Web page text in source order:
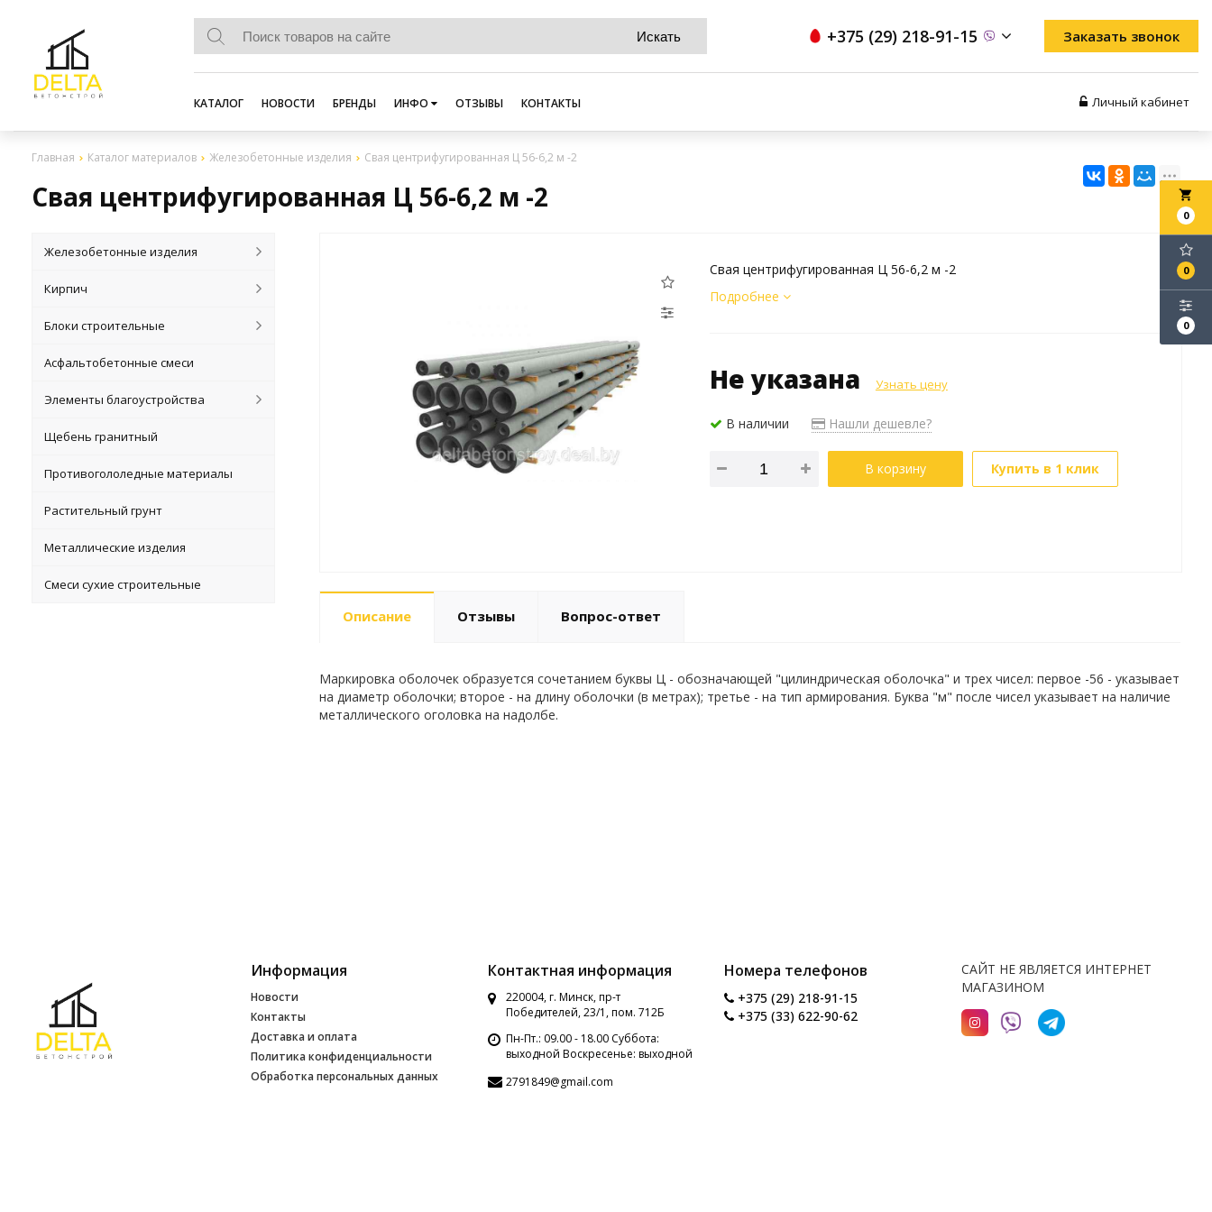
+375 (29) 218-91-15 Заказать звонок
КАТАЛОГ НОВОСТИ БРЕНДЫ ИНФО ОТЗЫВЫ КОНТАКТЫ Личный кабинет
Главная Каталог материалов Железобетонные изделия Свая центрифугированная Ц 56-6,2 м -2
Свая центрифугированная Ц 56-6,2 м -2 local_grocery_store
0
0
0
Железобетонные изделия
Кирпич
Блоки строительные
Асфальтобетонные смеси
Элементы благоустройства
Щебень гранитный
Противогололедные материалы
Растительный грунт
Металлические изделия
Смеси сухие строительные
Свая центрифугированная Ц 56-6,2 м -2
Подробнее
Не указана Узнать цену
В наличии Нашли дешевле?
В корзину Купить в 1 клик
Описание Отзывы Вопрос-ответ
Маркировка оболочек образуется сочетанием буквы Ц - обозначающей "цилиндрическая оболочка" и трех чисел: первое -56 - указывает
на диаметр оболочки; второе - на длину оболочки (в метрах); третье - на тип армирования. Буква "м" после чисел указывает на наличие
металлического оголовка на надолбе.
Информация
Новости
Контакты
Доставка и оплата
Политика конфиденциальности
Обработка персональных данных
Контактная информация
220004, г. Минск, пр-т
Победителей, 23/1, пом. 712Б
Пн-Пт.: 09.00 - 18.00 Суббота:
выходной Воскресенье: выходной
2791849@gmail.com
Номера телефонов
+375 (29) 218-91-15
+375 (33) 622-90-62
САЙТ НЕ ЯВЛЯЕТСЯ ИНТЕРНЕТ
МАГАЗИНОМ